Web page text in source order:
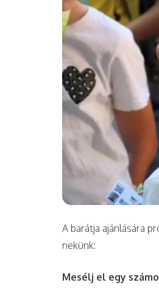
A barátja ajánlására
nekünk:
Mesélj el egy